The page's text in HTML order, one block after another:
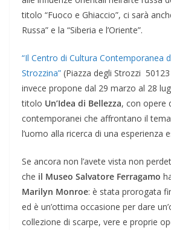
titolo “Fuoco e Ghiaccio”, ci sarà
Russa” e la “Siberia e l’Oriente”.
“Il Centro di Cultura Contemporanea
Strozzina” (Piazza degli Strozzi
invece propone dal 29 marzo al 28
titolo Un’Idea di Bellezza, con opere
contemporanei che affrontano il
l’uomo alla ricerca di una esperienza
Se ancora non l’avete vista non
che il Museo Salvatore Ferragamo
Marilyn Monroe: è stata prorogata
ed è un’ottima occasione per dare
collezione di scarpe, vere e proprie